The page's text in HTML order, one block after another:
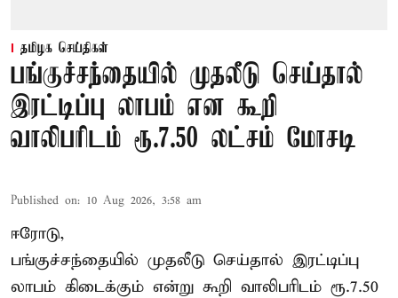
தமிழக செய்திகள்
பங்குச்சந்தையில் முதலீடு செய்தால்
இரட்டிப்பு லாபம் என கூறி
வாலிபரிடம் ரூ.7.50 லட்சம் மோசடி
Published on: 10 Aug 2026, 3:58 am
ஈரோடு,
பங்குச்சந்தையில் முதலீடு செய்தால் இரட்டிப்பு
லாபம் கிடைக்கும் என்று கூறி வாலிபரிடம் ரூ.7.50